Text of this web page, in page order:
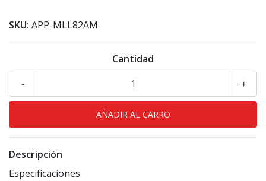
SKU: APP-MLL82AM
Cantidad
+
-
Descripción
Especificaciones